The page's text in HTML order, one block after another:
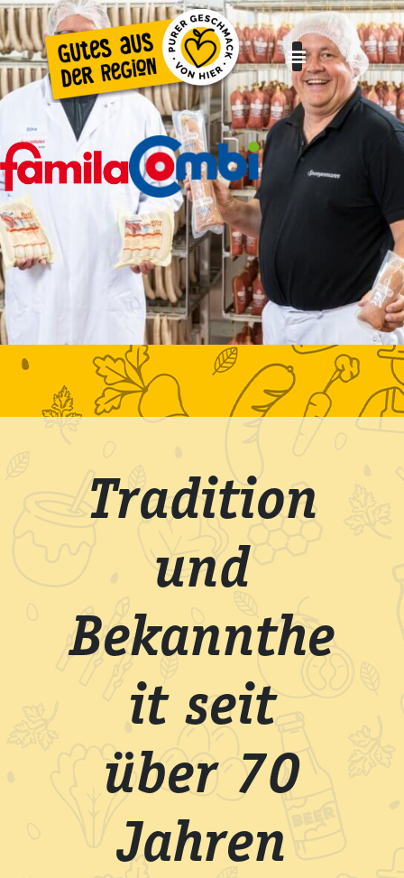
Tradition
und
Bekannthe
it seit
über 70
Jahren